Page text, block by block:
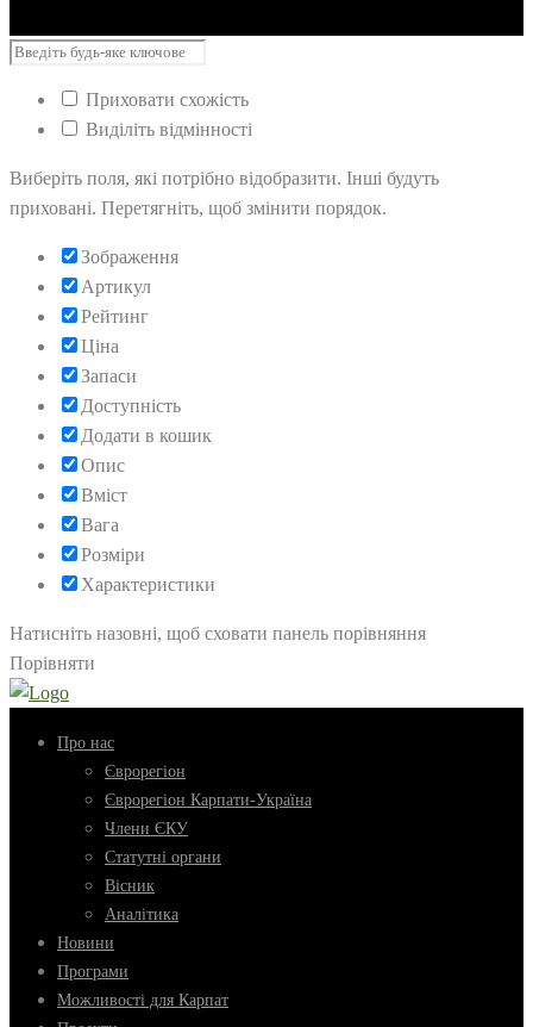
Приховати схожість
Виділіть відмінності
Виберіть поля, які потрібно відобразити. Інші будуть
приховані. Перетягніть, щоб змінити порядок.
Зображення
Артикул
Рейтинг
Ціна
Запаси
Доступність
Додати в кошик
Опис
Вміст
Вага
Розміри
Характеристики
Натисніть назовні, щоб сховати панель порівняння
Порівняти
Про нас
Єврорегіон
Єврорегіон Карпати-Україна
Члени ЄКУ
Статутні органи
Вісник
Аналітика
Новини
Програми
Можливості для Карпат